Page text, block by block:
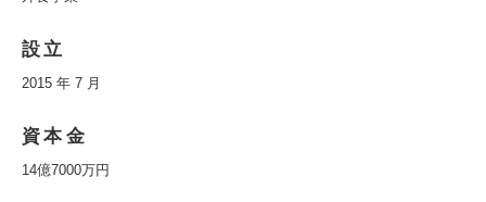
設立
2015 年 7 月
資本金
14億7000万円